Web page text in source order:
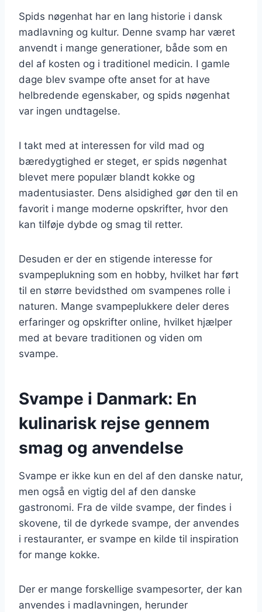
Spids nøgenhat har en lang historie i dansk
madlavning og kultur. Denne svamp har været
anvendt i mange generationer, både som en
del af kosten og i traditionel medicin. I gamle
dage blev svampe ofte anset for at have
helbredende egenskaber, og spids nøgenhat
var ingen undtagelse.
I takt med at interessen for vild mad og
bæredygtighed er steget, er spids nøgenhat
blevet mere populær blandt kokke og
madentusiaster. Dens alsidighed gør den til en
favorit i mange moderne opskrifter, hvor den
kan tilføje dybde og smag til retter.
Desuden er der en stigende interesse for
svampeplukning som en hobby, hvilket har ført
til en større bevidsthed om svampenes rolle i
naturen. Mange svampeplukkere deler deres
erfaringer og opskrifter online, hvilket hjælper
med at bevare traditionen og viden om
svampe.
Svampe i Danmark: En
kulinarisk rejse gennem
smag og anvendelse
Svampe er ikke kun en del af den danske natur,
men også en vigtig del af den danske
gastronomi. Fra de vilde svampe, der findes i
skovene, til de dyrkede svampe, der anvendes
i restauranter, er svampe en kilde til inspiration
for mange kokke.
Der er mange forskellige svampesorter, der kan
anvendes i madlavningen, herunder